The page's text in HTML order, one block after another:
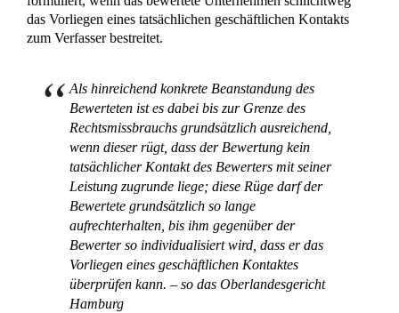
das Vorliegen eines tatsächlichen geschäftlichen Kontakts
zum Verfasser bestreitet.
Als hinreichend konkrete Beanstandung des
Bewerteten ist es dabei bis zur Grenze des
Rechtsmissbrauchs grundsätzlich ausreichend,
wenn dieser rügt, dass der Bewertung kein
tatsächlicher Kontakt des Bewerters mit seiner
Leistung zugrunde liege; diese Rüge darf der
Bewertete grundsätzlich so lange
aufrechterhalten, bis ihm gegenüber der
Bewerter so individualisiert wird, dass er das
Vorliegen eines geschäftlichen Kontaktes
überprüfen kann. – so das Oberlandesgericht
Hamburg